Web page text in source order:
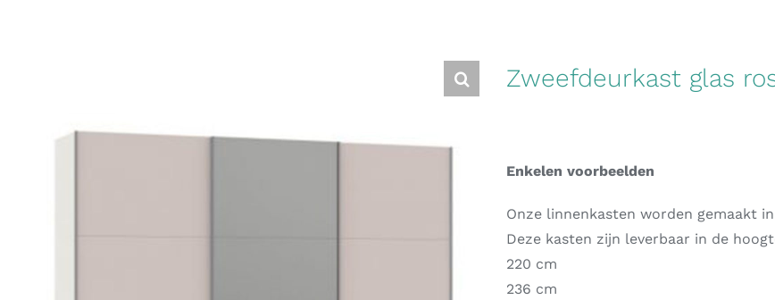
Zweefdeurkast glas
Enkelen voorbeelden
Onze linnenkasten worden gemaakt
Deze kasten zijn leverbaar in de
220 cm
236 cm